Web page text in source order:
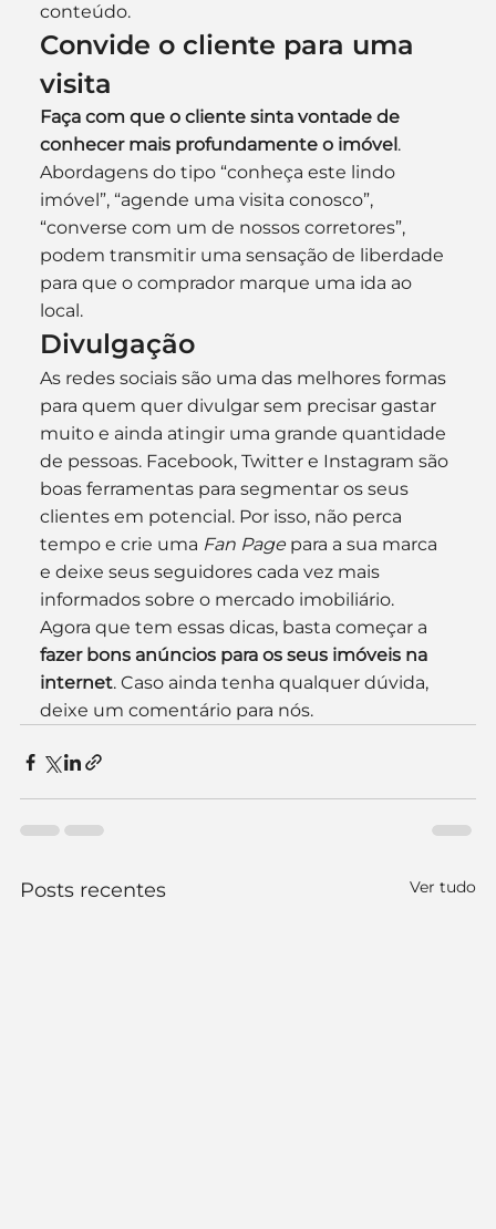
conteúdo.
Convide o cliente para uma
visita
Faça com que o cliente sinta vontade de
conhecer mais profundamente o imóvel.
Abordagens do tipo “conheça este lindo
imóvel”, “agende uma visita conosco”,
“converse com um de nossos corretores”,
podem transmitir uma sensação de liberdade
para que o comprador marque uma ida ao
local.
Divulgação
As redes sociais são uma das melhores formas
para quem quer divulgar sem precisar gastar
muito e ainda atingir uma grande quantidade
de pessoas. Facebook, Twitter e Instagram são
boas ferramentas para segmentar os seus
clientes em potencial. Por isso, não perca
tempo e crie uma Fan Page para a sua marca
e deixe seus seguidores cada vez mais
informados sobre o mercado imobiliário.
Agora que tem essas dicas, basta começar a
fazer bons anúncios para os seus imóveis na
internet. Caso ainda tenha qualquer dúvida,
deixe um comentário para nós.
Posts recentes Ver tudo